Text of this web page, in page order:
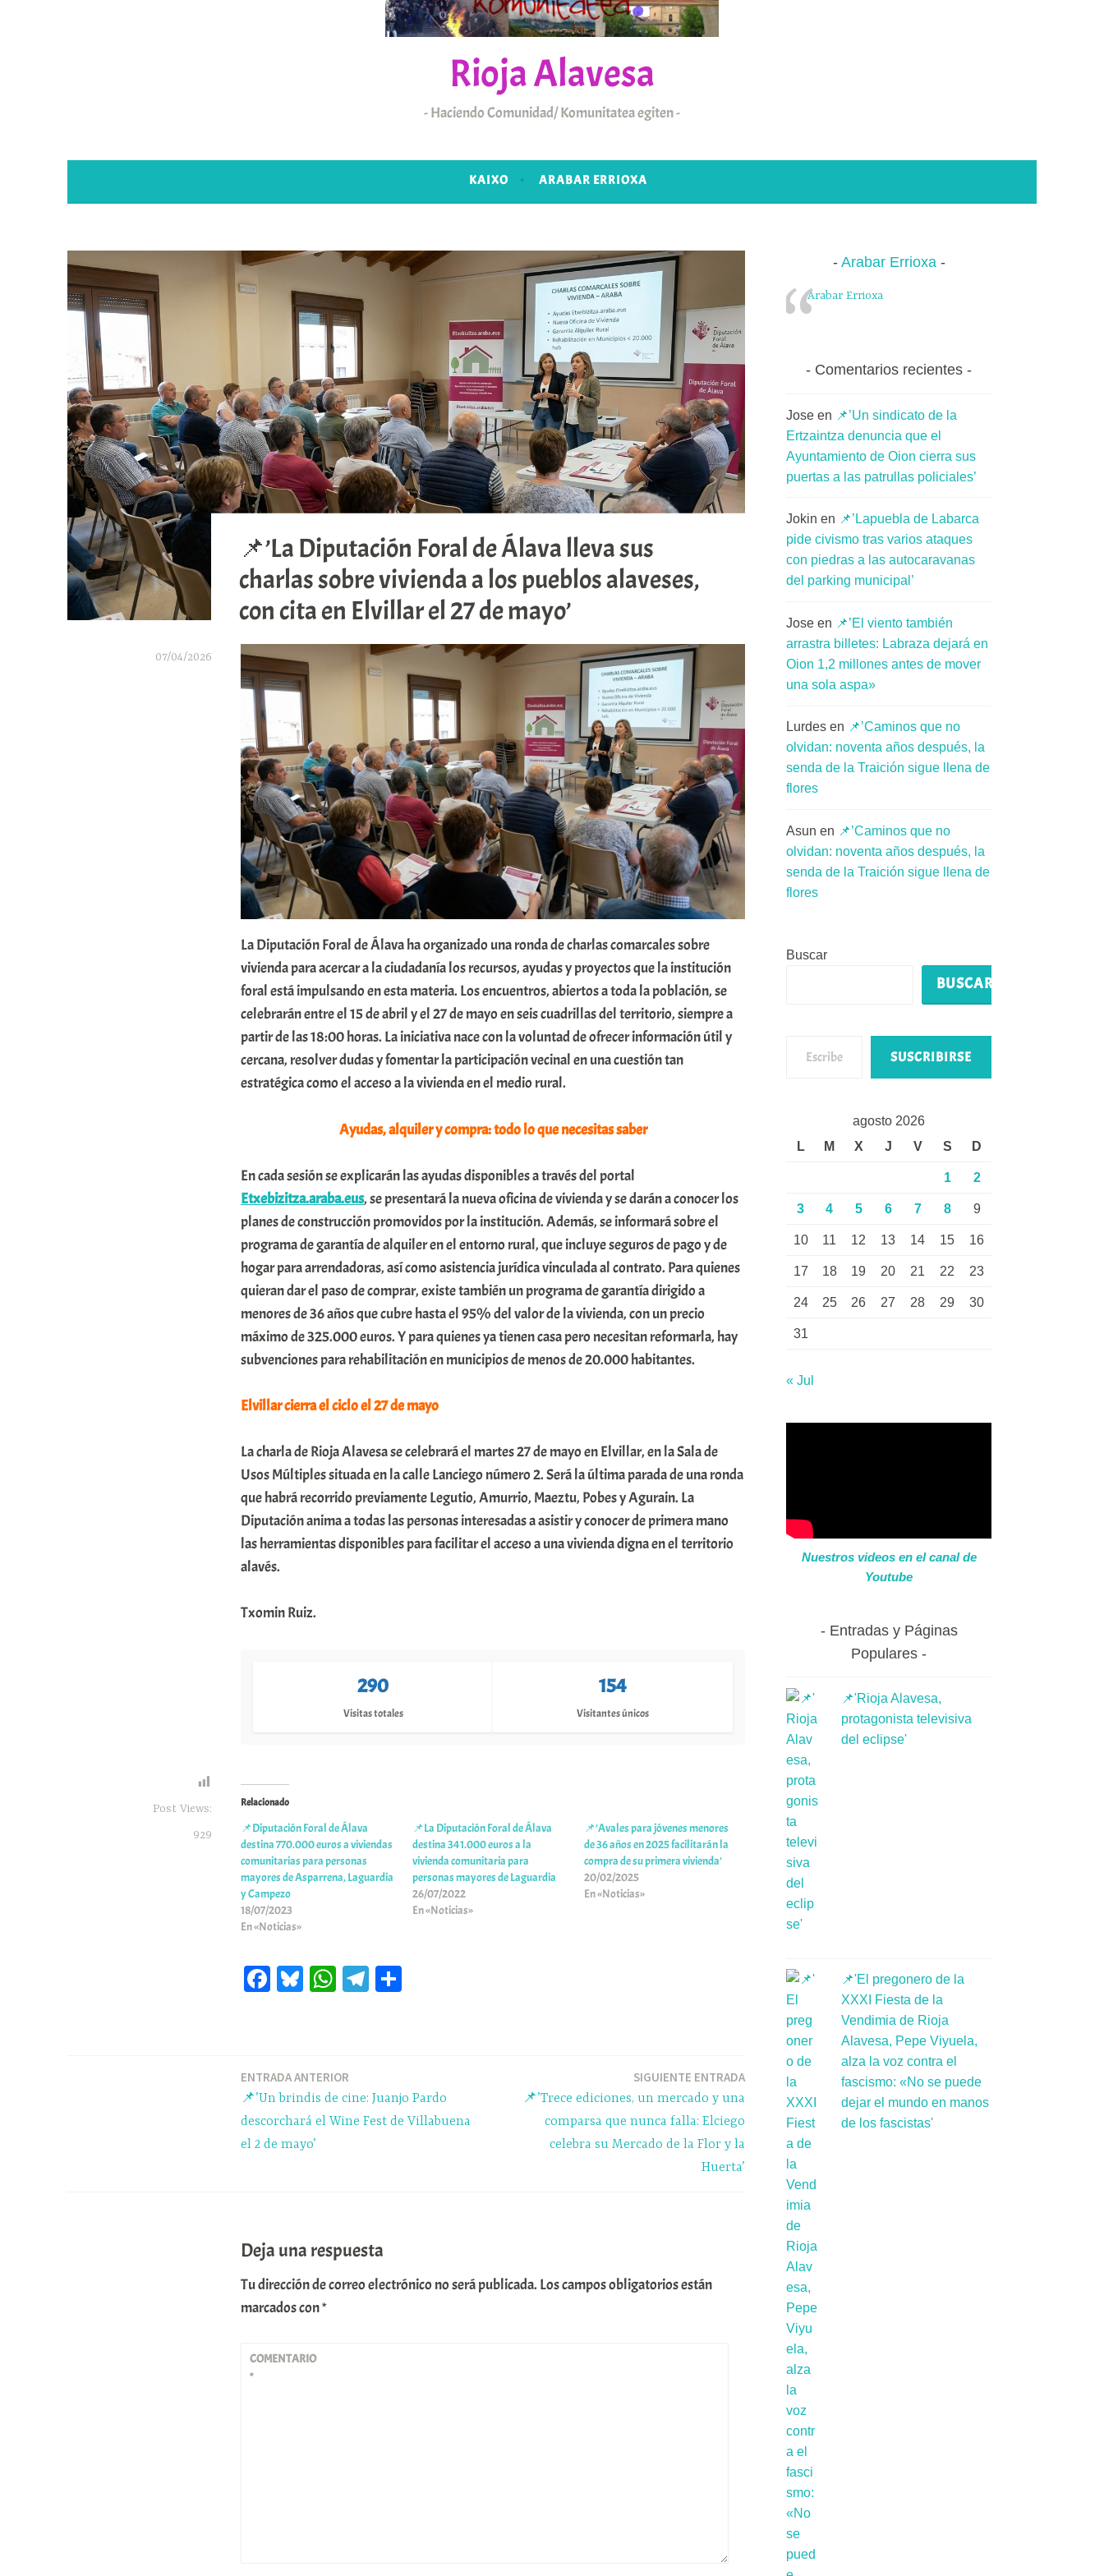
Rioja Alavesa
Haciendo Comunidad/ Komunitatea egiten
KAIXO ARABAR ERRIOXA
📌’La Diputación Foral de Álava lleva sus
charlas sobre vivienda a los pueblos alaveses,
con cita en Elvillar el 27 de mayo’
07/04/2026
La Diputación Foral de Álava ha organizado una ronda de charlas comarcales sobre
vivienda para acercar a la ciudadanía los recursos, ayudas y proyectos que la institución
foral está impulsando en esta materia. Los encuentros, abiertos a toda la población, se
celebrarán entre el 15 de abril y el 27 de mayo en seis cuadrillas del territorio, siempre a
partir de las 18:00 horas. La iniciativa nace con la voluntad de ofrecer información útil y
cercana, resolver dudas y fomentar la participación vecinal en una cuestión tan
estratégica como el acceso a la vivienda en el medio rural.
Ayudas, alquiler y compra: todo lo que necesitas saber
En cada sesión se explicarán las ayudas disponibles a través del portal
Etxebizitza.araba.eus, se presentará la nueva oficina de vivienda y se darán a conocer los
planes de construcción promovidos por la institución. Además, se informará sobre el
programa de garantía de alquiler en el entorno rural, que incluye seguros de pago y de
hogar para arrendadoras, así como asistencia jurídica vinculada al contrato. Para quienes
quieran dar el paso de comprar, existe también un programa de garantía dirigido a
menores de 36 años que cubre hasta el 95% del valor de la vivienda, con un precio
máximo de 325.000 euros. Y para quienes ya tienen casa pero necesitan reformarla, hay
subvenciones para rehabilitación en municipios de menos de 20.000 habitantes.
Elvillar cierra el ciclo el 27 de mayo
La charla de Rioja Alavesa se celebrará el martes 27 de mayo en Elvillar, en la Sala de
Usos Múltiples situada en la calle Lanciego número 2. Será la última parada de una ronda
que habrá recorrido previamente Legutio, Amurrio, Maeztu, Pobes y Agurain. La
Diputación anima a todas las personas interesadas a asistir y conocer de primera mano
las herramientas disponibles para facilitar el acceso a una vivienda digna en el territorio
alavés.
Txomin Ruiz.
290
Visitas totales
154
Visitantes únicos
Post Views:
929
Relacionado
📌Diputación Foral de Álava
destina 770.000 euros a viviendas
comunitarias para personas
mayores de Asparrena, Laguardia
y Campezo
18/07/2023
En «Noticias»
📌La Diputación Foral de Álava
destina 341.000 euros a la
vivienda comunitaria para
personas mayores de Laguardia
26/07/2022
En «Noticias»
📌’Avales para jóvenes menores
de 36 años en 2025 facilitarán la
compra de su primera vivienda’
20/02/2025
En «Noticias»
Fa Bl W
pp
Te
m rti
r
ENTRADA ANTERIOR
📌’Un brindis de cine: Juanjo Pardo
descorchará el Wine Fest de Villabuena
el 2 de mayo’
SIGUIENTE ENTRADA
📌’Trece ediciones, un mercado y una
comparsa que nunca falla: Elciego
celebra su Mercado de la Flor y la
Huerta’
Deja una respuesta
Tu dirección de correo electrónico no será publicada. Los campos obligatorios están
marcados con*
COMENTARIO
*
Arabar Errioxa
Arabar Errioxa
Comentarios recientes
Jose en 📌’Un sindicato de la
Ertzaintza denuncia que el
Ayuntamiento de Oion cierra sus
puertas a las patrullas policiales’
Jokin en 📌’Lapuebla de Labarca
pide civismo tras varios ataques
con piedras a las autocaravanas
del parking municipal’
Jose en 📌’El viento también
arrastra billetes: Labraza dejará en
Oion 1,2 millones antes de mover
una sola aspa»
Lurdes en 📌’Caminos que no
olvidan: noventa años después, la
senda de la Traición sigue llena de
flores
Asun en 📌’Caminos que no
olvidan: noventa años después, la
senda de la Traición sigue llena de
flores
Buscar
BUSCAR
SUSCRIBIRSE
agosto 2026
L
M X J V S D
1 2
3 4 5 6 7 8 9
10 11 12 13 14 15 16
17 18 19 20 21 22 23
24 25 26 27 28 29 30
31
« Jul
Nuestros videos en el canal de
Youtube
Entradas y Páginas
Populares
📌'Rioja Alavesa,
protagonista televisiva
del eclipse'
📌'El pregonero de la
XXXI Fiesta de la
Vendimia de Rioja
Alavesa, Pepe Viyuela,
alza la voz contra el
fascismo: «No se puede
dejar el mundo en manos
de los fascistas'